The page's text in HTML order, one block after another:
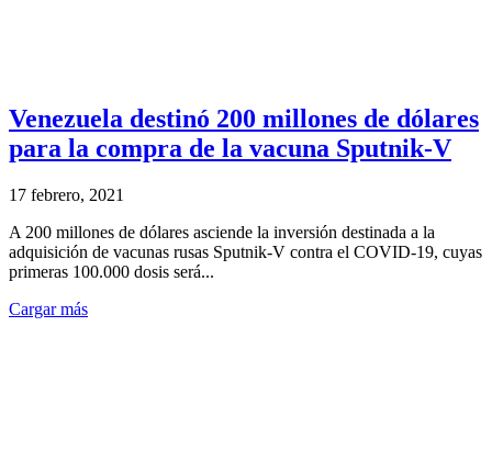
Venezuela destinó 200 millones de dólares
para la compra de la vacuna Sputnik-V
17 febrero, 2021
A 200 millones de dólares asciende la inversión destinada a la
adquisición de vacunas rusas Sputnik-V contra el COVID-19, cuyas
primeras 100.000 dosis será...
Cargar más